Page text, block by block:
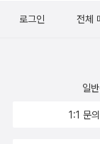
로그인 전체
일
1:1 문의